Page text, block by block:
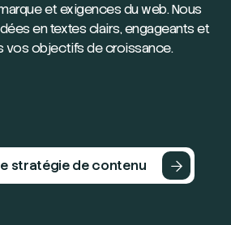
et exigences du web. Nous
en textes clairs, engageants et
vos objectifs de croissance.
web -
stratégie de contenu